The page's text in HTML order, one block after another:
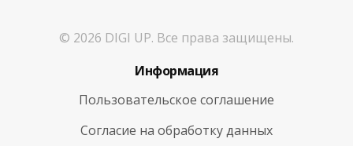
© 2026 DIGI UP. Все права защищены.
Информация
Пользовательское соглашение
Согласие на обработку данных